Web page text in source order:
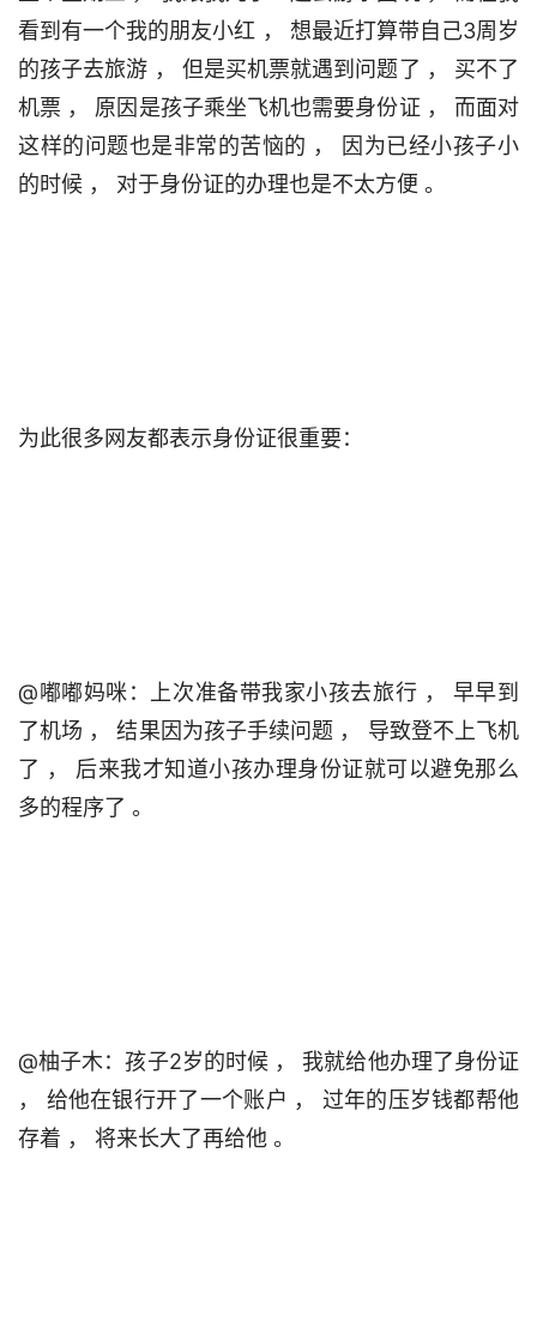
看到有一个我的朋友小红 ， 想最近打算带自己3周岁
的孩子去旅游 ， 但是买机票就遇到问题了 ， 买不了
机票 ， 原因是孩子乘坐飞机也需要身份证 ， 而面对
这样的问题也是非常的苦恼的 ， 因为已经小孩子小
的时候 ， 对于身份证的办理也是不太方便 。
为此很多网友都表示身份证很重要：
@嘟嘟妈咪：上次准备带我家小孩去旅行 ， 早早到
了机场 ， 结果因为孩子手续问题 ， 导致登不上飞机
了 ， 后来我才知道小孩办理身份证就可以避免那么
多的程序了 。
@柚子木：孩子2岁的时候 ， 我就给他办理了身份证
， 给他在银行开了一个账户 ， 过年的压岁钱都帮他
存着 ， 将来长大了再给他 。